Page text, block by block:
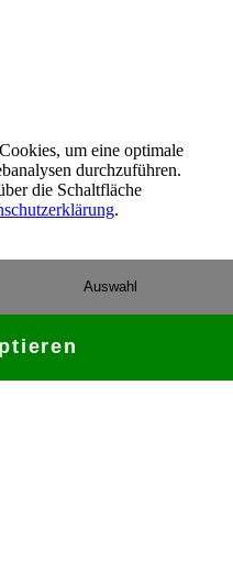
um eine optimale
durchzuführen.
die Schaltfläche
.
Auswahl